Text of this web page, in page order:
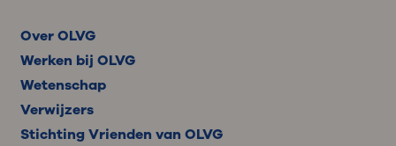
Over OLVG
Werken bij OLVG
Wetenschap
Verwijzers
Stichting Vrienden van OLVG